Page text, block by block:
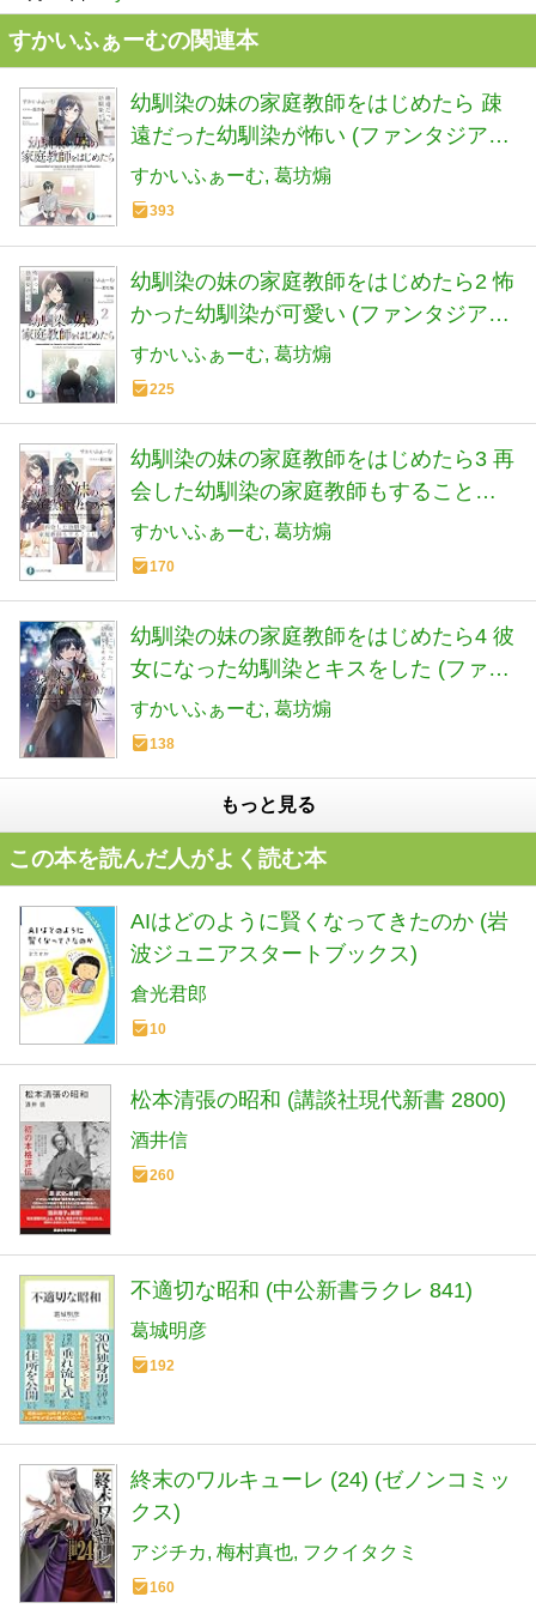
すかいふぁーむの関連本
幼馴染の妹の家庭教師をはじめたら 疎
遠だった幼馴染が怖い (ファンタジア文
庫)
すかいふぁーむ 葛坊煽
393
幼馴染の妹の家庭教師をはじめたら2 怖
かった幼馴染が可愛い (ファンタジア文
庫)
すかいふぁーむ 葛坊煽
225
幼馴染の妹の家庭教師をはじめたら3 再
会した幼馴染の家庭教師もすることに
(ファンタジア文庫)
すかいふぁーむ 葛坊煽
170
幼馴染の妹の家庭教師をはじめたら4 彼
女になった幼馴染とキスをした (ファン
タジア文庫)
すかいふぁーむ 葛坊煽
138
もっと見る
この本を読んだ人がよく読む本
AIはどのように賢くなってきたのか (岩
波ジュニアスタートブックス)
倉光君郎
10
松本清張の昭和 (講談社現代新書 2800)
酒井信
260
不適切な昭和 (中公新書ラクレ 841)
葛城明彦
192
終末のワルキューレ (24) (ゼノンコミッ
クス)
アジチカ 梅村真也 フクイタクミ
160